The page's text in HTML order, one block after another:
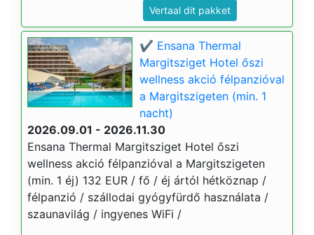
Vertaal dit pakket
✔️ Ensana Thermal
Margitsziget Hotel őszi
wellness akció félpanzióval
a Margitszigeten (min. 1
nacht)
2026.09.01 - 2026.11.30
Ensana Thermal Margitsziget Hotel őszi
wellness akció félpanzióval a Margitszigeten
(min. 1 éj) 132 EUR / fő / éj ártól hétköznap /
félpanzió / szállodai gyógyfürdő használata /
szaunavilág / ingyenes WiFi /